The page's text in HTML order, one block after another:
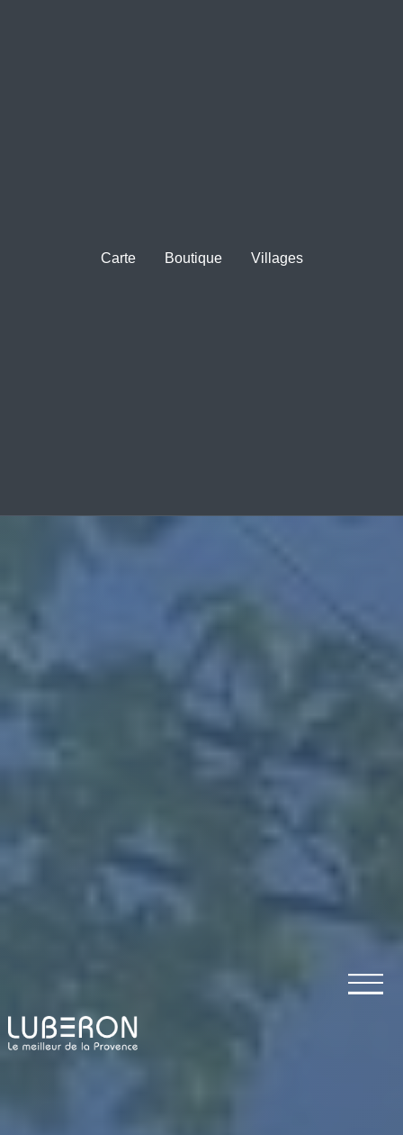
Carte Boutique Villages